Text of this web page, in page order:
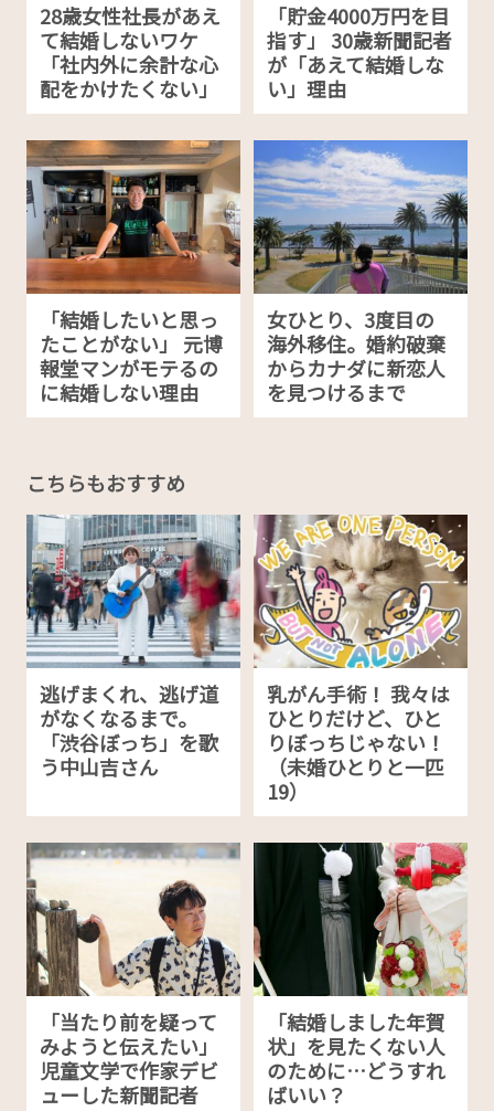
28歳女性社長があえ
て結婚しないワケ
「社内外に余計な心
配をかけたくない」
「貯金4000万円を目
指す」 30歳新聞記者
が「あえて結婚しな
い」理由
「結婚したいと思っ
たことがない」 元博
報堂マンがモテるの
に結婚しない理由
女ひとり、3度目の
海外移住。婚約破棄
からカナダに新恋人
を見つけるまで
こちらもおすすめ
逃げまくれ、逃げ道
がなくなるまで。
「渋谷ぼっち」を歌
う中山吉さん
乳がん手術！ 我々は
ひとりだけど、ひと
りぼっちじゃない！
（未婚ひとりと一匹
19）
「当たり前を疑って
みようと伝えたい」
児童文学で作家デビ
ューした新聞記者
「結婚しました年賀
状」を見たくない人
のために…どうすれ
ばいい？